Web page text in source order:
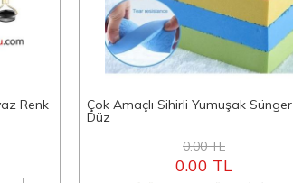
Renk Çok Amaçlı Sihirli Yumuşak Sünger
Düz
0.00 TL
0.00 TL